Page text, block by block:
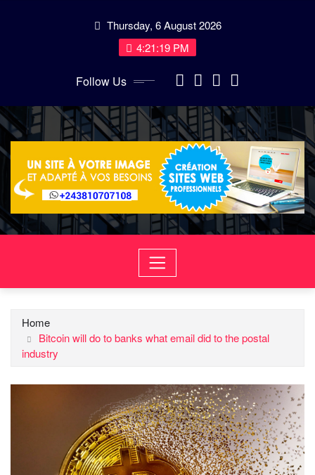
Thursday, 6 August 2026
4:21:20 PM
Follow Us
Home
Bitcoin will do to banks what email did to the postal
industry